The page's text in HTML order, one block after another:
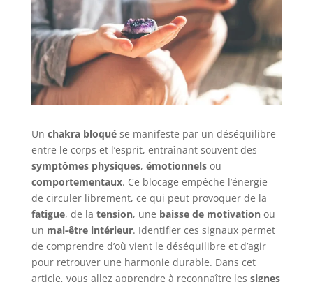
Un chakra bloquése manifeste par un déséquilibre
entre le corps et l’esprit, entraînant souvent des
symptômes physiques, émotionnelsou
comportementaux. Ce blocage empêche l’énergie
de circuler librement, ce qui peut provoquer de la
fatigue, de la tension, une baisse de motivationou
un mal-être intérieur. Identifier ces signaux permet
de comprendre d’où vient le déséquilibre et d’agir
pour retrouver une harmonie durable. Dans cet
article, vous allez apprendre à reconnaître les signes